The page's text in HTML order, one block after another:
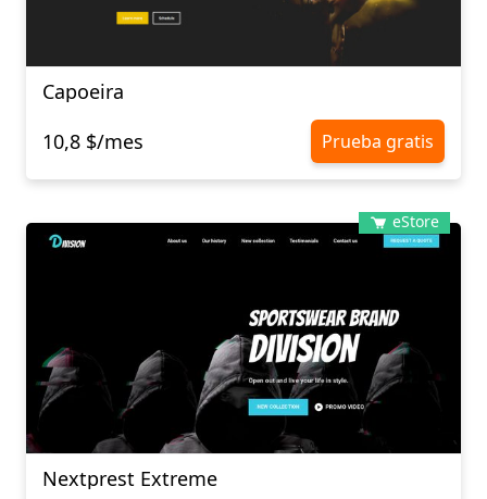
Capoeira
10,8 $/mes
Prueba gratis
eStore
Nextprest Extreme